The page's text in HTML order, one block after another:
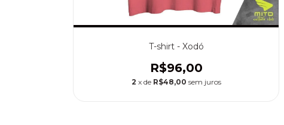
T-shirt - Xodó
R$96,00
2 x de R$48,00 sem juros